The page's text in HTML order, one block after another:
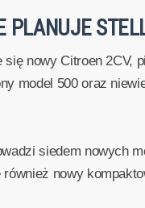
PLANUJE
nowy Citroen 2CV,
model 500 oraz
siedem nowych
nowy